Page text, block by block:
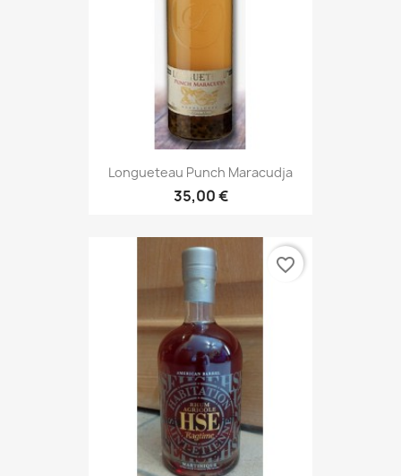
Longueteau Punch Maracudja
35,00 €
favorite_border